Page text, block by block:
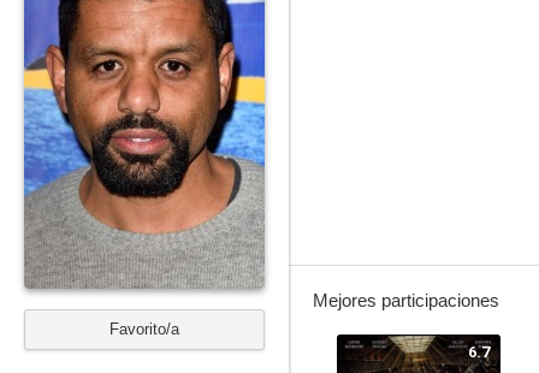
Favorito/a
Mejores participaciones
6.7